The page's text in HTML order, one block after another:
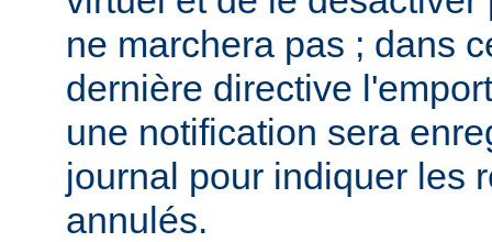
ne marchera pas ; dans
dernière directive
une notification sera
journal pour indiquer les
annulés.